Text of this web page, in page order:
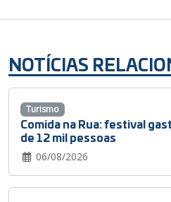
NOTÍCIAS
Comida na Rua: festival
de 12 mil pessoas
06/08/2026
Turismo